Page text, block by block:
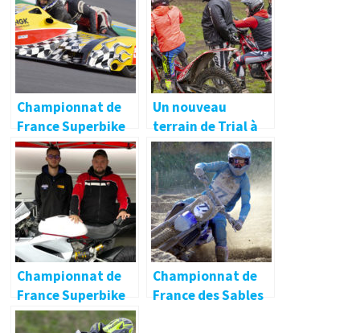
Championnat de
France Superbike
🔐
Un nouveau
terrain de Trial à
Saint-Nolff, dans le
Morbihan
Championnat de
France Superbike
Championnat de
France des Sables